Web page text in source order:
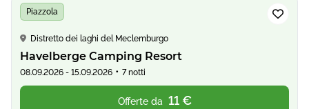
Piazzola
Distretto dei laghi del Meclemburgo
Havelberge Camping Resort
08.09.2026 - 15.09.2026 • 7 notti
Offerte da 11 €